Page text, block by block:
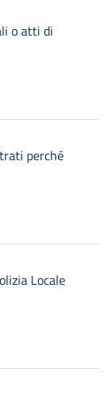
o atti di
perché
Locale